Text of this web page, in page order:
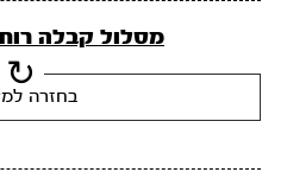
מסלול קבלה
בחזרה